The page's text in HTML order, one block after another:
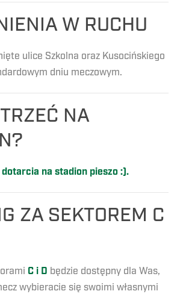
W RUCHU
ulice Szkolna oraz Kusocińskiego
dniu meczowym.
NA
na stadion pieszo :).
ZA SEKTOREM C
C i D będzie dostępny dla Was,
wybieracie się swoimi własnymi